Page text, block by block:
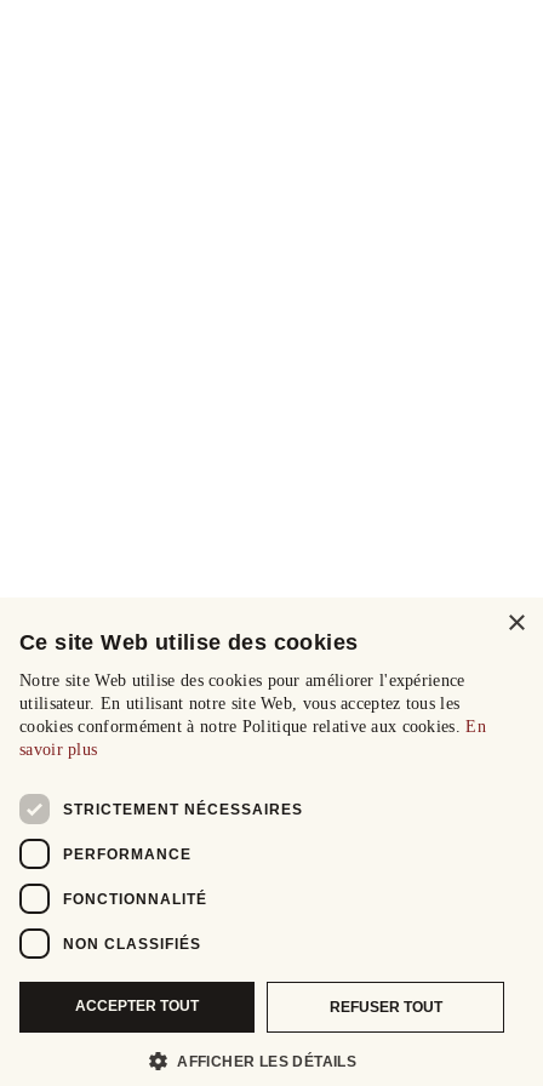
×
Ce site Web utilise des cookies
Notre site Web utilise des cookies pour améliorer l'expérience
utilisateur. En utilisant notre site Web, vous acceptez tous les
cookies conformément à notre Politique relative aux cookies.En
savoir plus
STRICTEMENT NÉCESSAIRES
PERFORMANCE
FONCTIONNALITÉ
NON CLASSIFIÉS
ACCEPTER TOUT REFUSER TOUT
AFFICHER LES DÉTAILS